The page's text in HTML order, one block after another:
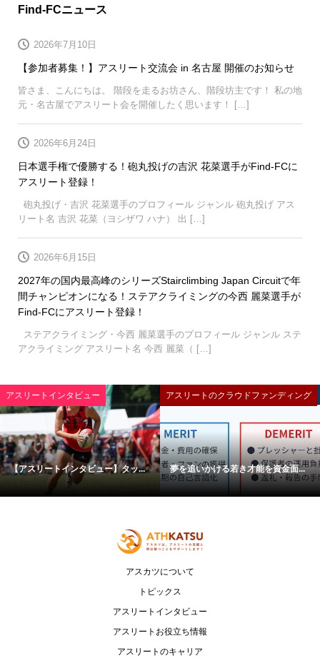
Find-FCニュース
【参加者募集！】アスリート交流会 in 名古屋 開催のお知らせ
2026年7月10日
皆さま、こんにちは。 階段を走るお坊さん、階段坊主です！ 私の地
元・名古屋でアスリート会を開催したく思います！ […]
日本選手権で優勝する！砲丸投げの吉沢 花菜選手がFind-FCに
アスリート登録！
2026年6月24日
砲丸投げ・吉沢 花菜選手のプロフィール ジャンル 砲丸投げ アス
リート名 吉沢 花菜（ヨシザワ ハナ） 出 […]
2027年の国内最高峰のシリーズStairclimbing Japan Circuitで年
間チャンピオンになる！ステアクライミングの今西 麗菜選手が
Find-FCにアスリート登録！
2026年6月15日
ステアクライミング・今西 麗菜選手のプロフィール ジャンル ステ
アクライミング アスリート名 今西 麗菜（ […]
アスリートインタビュー
【アスリートインタビュー】タッ...
アスリートのクラウドファンディング
夢を追いかける若き才能を資金面...
アスカツについて
トピックス
アスリートインタビュー
アスリートお役立ち情報
アスリートのキャリア